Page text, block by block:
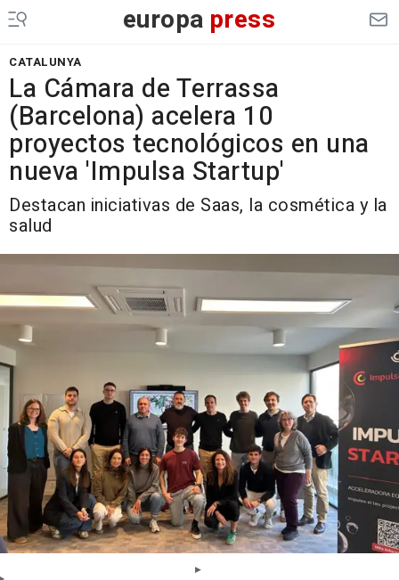
europa press
CATALUNYA
La Cámara de Terrassa
(Barcelona) acelera 10
proyectos tecnológicos en una
nueva 'Impulsa Startup'
Destacan iniciativas de Saas, la cosmética y la
salud